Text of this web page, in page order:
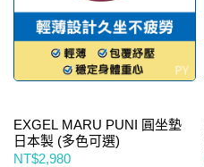
EXGEL MARU PUNI 圓坐墊
日本製 (多色可選)
NT$2,980